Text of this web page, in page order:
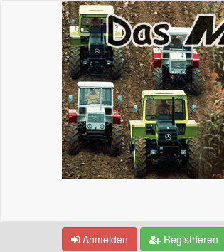
Anmelden Registrieren